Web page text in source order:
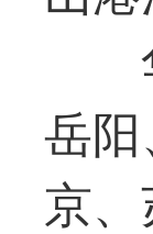
岳
京